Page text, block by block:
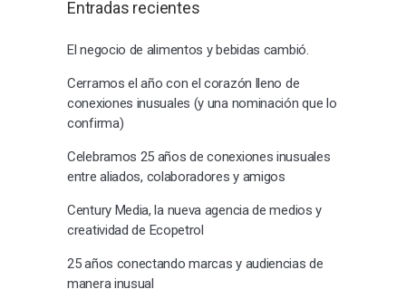
Entradas recientes
El negocio de alimentos y bebidas cambió.
Cerramos el año con el corazón lleno de
conexiones inusuales (y una nominación que lo
confirma)
Celebramos 25 años de conexiones inusuales
entre aliados, colaboradores y amigos
Century Media, la nueva agencia de medios y
creatividad de Ecopetrol
25 años conectando marcas y audiencias de
manera inusual